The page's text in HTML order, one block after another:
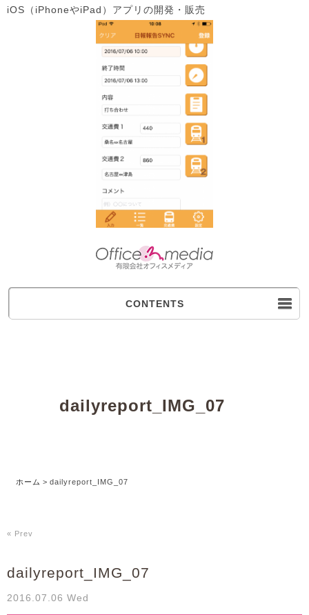
iOS（iPhoneやiPad）アプリの開発・販売
CONTENTS
dailyreport_IMG_07
ホーム > dailyreport_IMG_07
« Prev
dailyreport_IMG_07
2016.07.06 Wed